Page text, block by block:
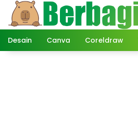
Langsung
konten
Desain
Canva Coreldraw